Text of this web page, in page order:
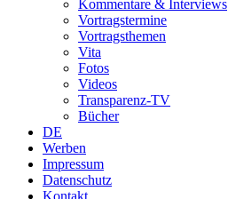
Kommentare & Interviews
Vortragstermine
Vortragsthemen
Vita
Fotos
Videos
Transparenz-TV
Bücher
DE
Werben
Impressum
Datenschutz
Kontakt